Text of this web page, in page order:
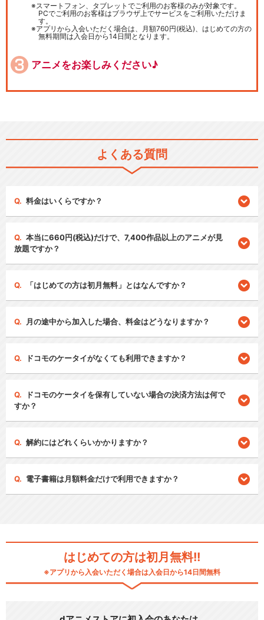
スマートフォン、タブレットでご利用のお客様のみが対象です。
PCでご利用のお客様はブラウザ上でサービスをご利用いただけま
す。
アプリから入会いただく場合は、月額760円(税込)、はじめての方の
無料期間は入会日から14日間となります。
アニメをお楽しみください♪
よくある質問
料金はいくらですか？
本当に660円(税込)だけで、7,400作品以上のアニメが見
放題ですか？
「はじめての方は初月無料」とはなんですか？
月の途中から加入した場合、料金はどうなりますか？
ドコモのケータイがなくても利用できますか？
ドコモのケータイを保有していない場合の決済方法は何で
すか？
解約にはどれくらいかかりますか？
電子書籍は月額料金だけで利用できますか？
はじめての方は初月無料!!
※アプリから入会いただく場合は入会日から14日間無料